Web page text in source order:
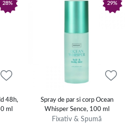
umiditatii;
sanatos parului;
fara a lasa reziduuri.
atat fixare de lunga durata, cat si libertatea
prin coafuri texturate sau elegante.
bucle, definire si
28%
48h,
ml
29%
Spray de par si corp Ocean
Whisper Sence, 100 ml
Fixativ & Spumă